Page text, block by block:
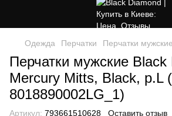
Одежда Перчатки Перчатки
Перчатки мужские Black
Mercury Mitts, Black, р.L
8018890002LG_1)
Артикул: 793661510628 Оставить отзыв